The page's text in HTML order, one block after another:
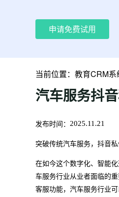
申请免费试用
当前位置： 教育CRM
汽车服务抖
发布时间： 2025.11.21
突破传统汽车服务，抖音私
在如今这个数字化、智能
车服务行业从业者面临的
客服功能，汽车服务行业